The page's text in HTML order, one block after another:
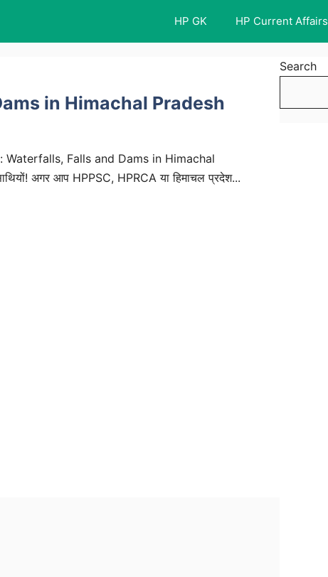
HP GK HP Current Affairs
in Himachal Pradesh
Waterfalls, Falls and Dams in Himachal
अगर आप HPPSC, HPRCA या हिमाचल प्रदेश...
Search